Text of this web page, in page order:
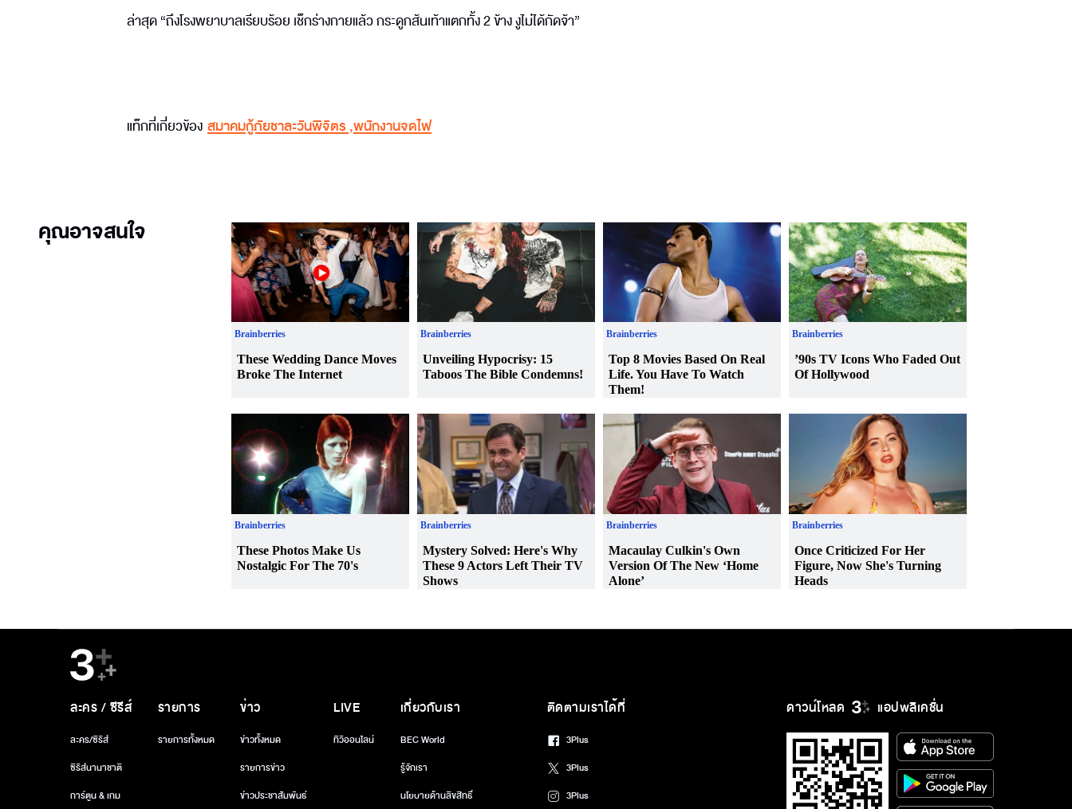
ล่าสุด “ถึงโรงพยาบาลเรียบร้อย เช็กร่างกายแล้ว กระดูกส้นเท้าแตกทั้ง 2 ข้าง งูไม่ได้กัดจ้า”
แท็กที่เกี่ยวข้อง สมาคมกู้ภัยชาละวันพิจิตร,พนักงานจดไฟ
คุณอาจสนใจ
ดาวน์โหลด แอปพลิเคชั่น
ละคร / ซีรีส์
ละคร/ซีรีส์
ซีรีส์นานาชาติ
การ์ตูน & เกม
รายการ
รายการทั้งหมด
ข่าว
ข่าวทั้งหมด
รายการข่าว
ข่าวประชาสัมพันธ์
LIVE
ทีวีออนไลน์
เกี่ยวกับเรา
BEC World
รู้จักเรา
นโยบายด้านลิขสิทธิ์
ติดตามเราได้ที่
3Plus
3Plus
3Plus